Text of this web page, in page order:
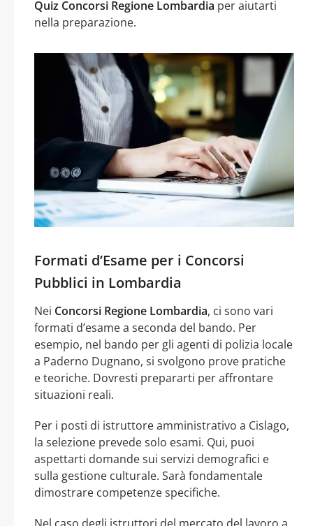
Quiz Concorsi Regione Lombardia per aiutarti
nella preparazione.
Formati d’Esame per i Concorsi
Pubblici in Lombardia
Nei Concorsi Regione Lombardia, ci sono vari
formati d’esame a seconda del bando. Per
esempio, nel bando per gli agenti di polizia locale
a Paderno Dugnano, si svolgono prove pratiche
e teoriche. Dovresti prepararti per affrontare
situazioni reali.
Per i posti di istruttore amministrativo a Cislago,
la selezione prevede solo esami. Qui, puoi
aspettarti domande sui servizi demografici e
sulla gestione culturale. Sarà fondamentale
dimostrare competenze specifiche.